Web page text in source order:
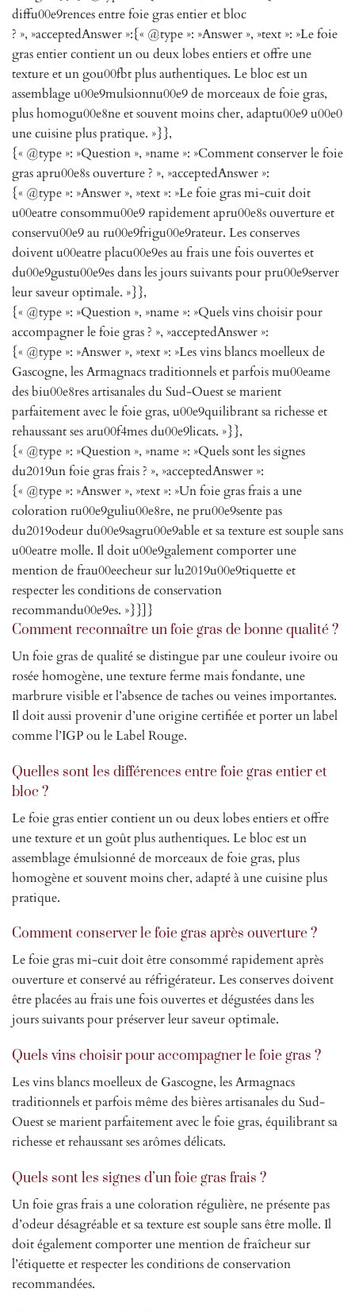
diffu00e9rences entre foie gras entier et bloc
? », »acceptedAnswer »:{« @type »: »Answer », »text »: »Le foie
gras entier contient un ou deux lobes entiers et offre une
texture et un gou00fbt plus authentiques. Le bloc est un
assemblage u00e9mulsionnu00e9 de morceaux de foie gras,
plus homogu00e8ne et souvent moins cher, adaptu00e9 u00e0
une cuisine plus pratique. »}},
{« @type »: »Question », »name »: »Comment conserver le foie
gras apru00e8s ouverture ? », »acceptedAnswer »:
{« @type »: »Answer », »text »: »Le foie gras mi-cuit doit
u00eatre consommu00e9 rapidement apru00e8s ouverture et
conservu00e9 au ru00e9frigu00e9rateur. Les conserves
doivent u00eatre placu00e9es au frais une fois ouvertes et
du00e9gustu00e9es dans les jours suivants pour pru00e9server
leur saveur optimale. »}},
{« @type »: »Question », »name »: »Quels vins choisir pour
accompagner le foie gras ? », »acceptedAnswer »:
{« @type »: »Answer », »text »: »Les vins blancs moelleux de
Gascogne, les Armagnacs traditionnels et parfois mu00eame
des biu00e8res artisanales du Sud-Ouest se marient
parfaitement avec le foie gras, u00e9quilibrant sa richesse et
rehaussant ses aru00f4mes du00e9licats. »}},
{« @type »: »Question », »name »: »Quels sont les signes
du2019un foie gras frais ? », »acceptedAnswer »:
{« @type »: »Answer », »text »: »Un foie gras frais a une
coloration ru00e9guliu00e8re, ne pru00e9sente pas
du2019odeur du00e9sagru00e9able et sa texture est souple sans
u00eatre molle. Il doit u00e9galement comporter une
mention de frau00eecheur sur lu2019u00e9tiquette et
respecter les conditions de conservation
recommandu00e9es. »}}]}
Comment reconnaître un foie gras de bonne qualité ?
Un foie gras de qualité se distingue par une couleur ivoire ou
rosée homogène, une texture ferme mais fondante, une
marbrure visible et l’absence de taches ou veines importantes.
Il doit aussi provenir d’une origine certifiée et porter un label
comme l’IGP ou le Label Rouge.
Quelles sont les différences entre foie gras entier et
bloc ?
Le foie gras entier contient un ou deux lobes entiers et offre
une texture et un goût plus authentiques. Le bloc est un
assemblage émulsionné de morceaux de foie gras, plus
homogène et souvent moins cher, adapté à une cuisine plus
pratique.
Comment conserver le foie gras après ouverture ?
Le foie gras mi-cuit doit être consommé rapidement après
ouverture et conservé au réfrigérateur. Les conserves doivent
être placées au frais une fois ouvertes et dégustées dans les
jours suivants pour préserver leur saveur optimale.
Quels vins choisir pour accompagner le foie gras ?
Les vins blancs moelleux de Gascogne, les Armagnacs
traditionnels et parfois même des bières artisanales du Sud-
Ouest se marient parfaitement avec le foie gras, équilibrant sa
richesse et rehaussant ses arômes délicats.
Quels sont les signes d’un foie gras frais ?
Un foie gras frais a une coloration régulière, ne présente pas
d’odeur désagréable et sa texture est souple sans être molle. Il
doit également comporter une mention de fraîcheur sur
l’étiquette et respecter les conditions de conservation
recommandées.